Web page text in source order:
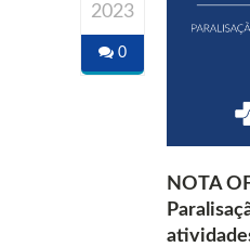
2023
0
NOTA